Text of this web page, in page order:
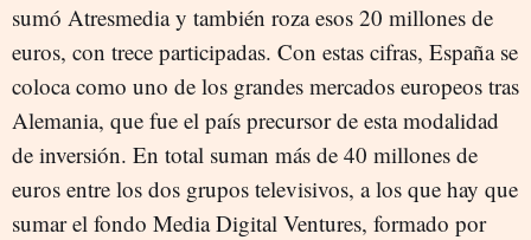
sumó Atresmedia y también roza esos 20 millones de
euros, con trece participadas. Con estas cifras, España se
coloca como uno de los grandes mercados europeos tras
Alemania, que fue el país precursor de esta modalidad
de inversión. En total suman más de 40 millones de
euros entre los dos grupos televisivos, a los que hay que
sumar el fondo Media Digital Ventures, formado por